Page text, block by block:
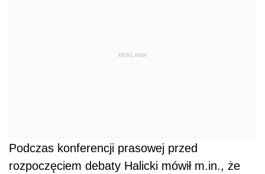
REKLAMA
Podczas konferencji prasowej przed
rozpoczęciem debaty Halicki mówił m.in., że